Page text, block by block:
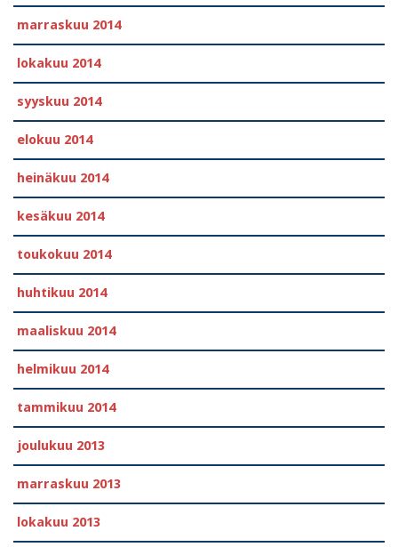
marraskuu 2014
lokakuu 2014
syyskuu 2014
elokuu 2014
heinäkuu 2014
kesäkuu 2014
toukokuu 2014
huhtikuu 2014
maaliskuu 2014
helmikuu 2014
tammikuu 2014
joulukuu 2013
marraskuu 2013
lokakuu 2013